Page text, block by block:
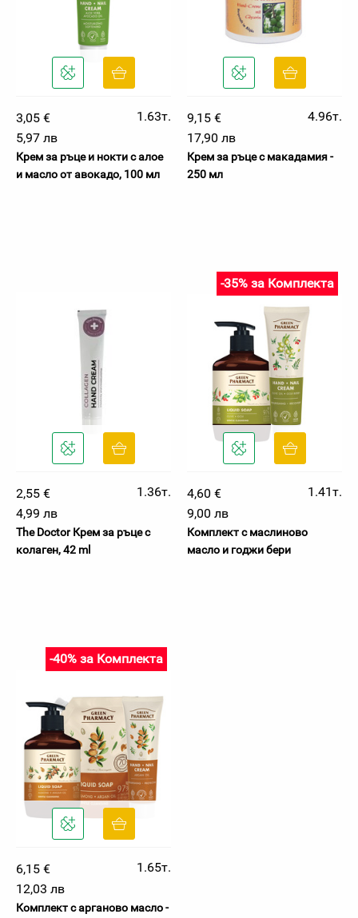
3,05 €
1.63т.
5,97 лв
Крем за ръце и нокти с алое
и масло от авокадо, 100 мл
9,15 €
4.96т.
17,90 лв
Крем за ръце с макадамия -
250 мл
2,55 €
1.36т.
4,99 лв
The Doctor Крем за ръце с
колаген, 42 ml
-35% за Комплекта
4,60 €
1.41т.
9,00 лв
Комплект с маслиново
масло и годжи бери
-40% за Комплекта
6,15 €
1.65т.
12,03 лв
Комплект с арганово масло -